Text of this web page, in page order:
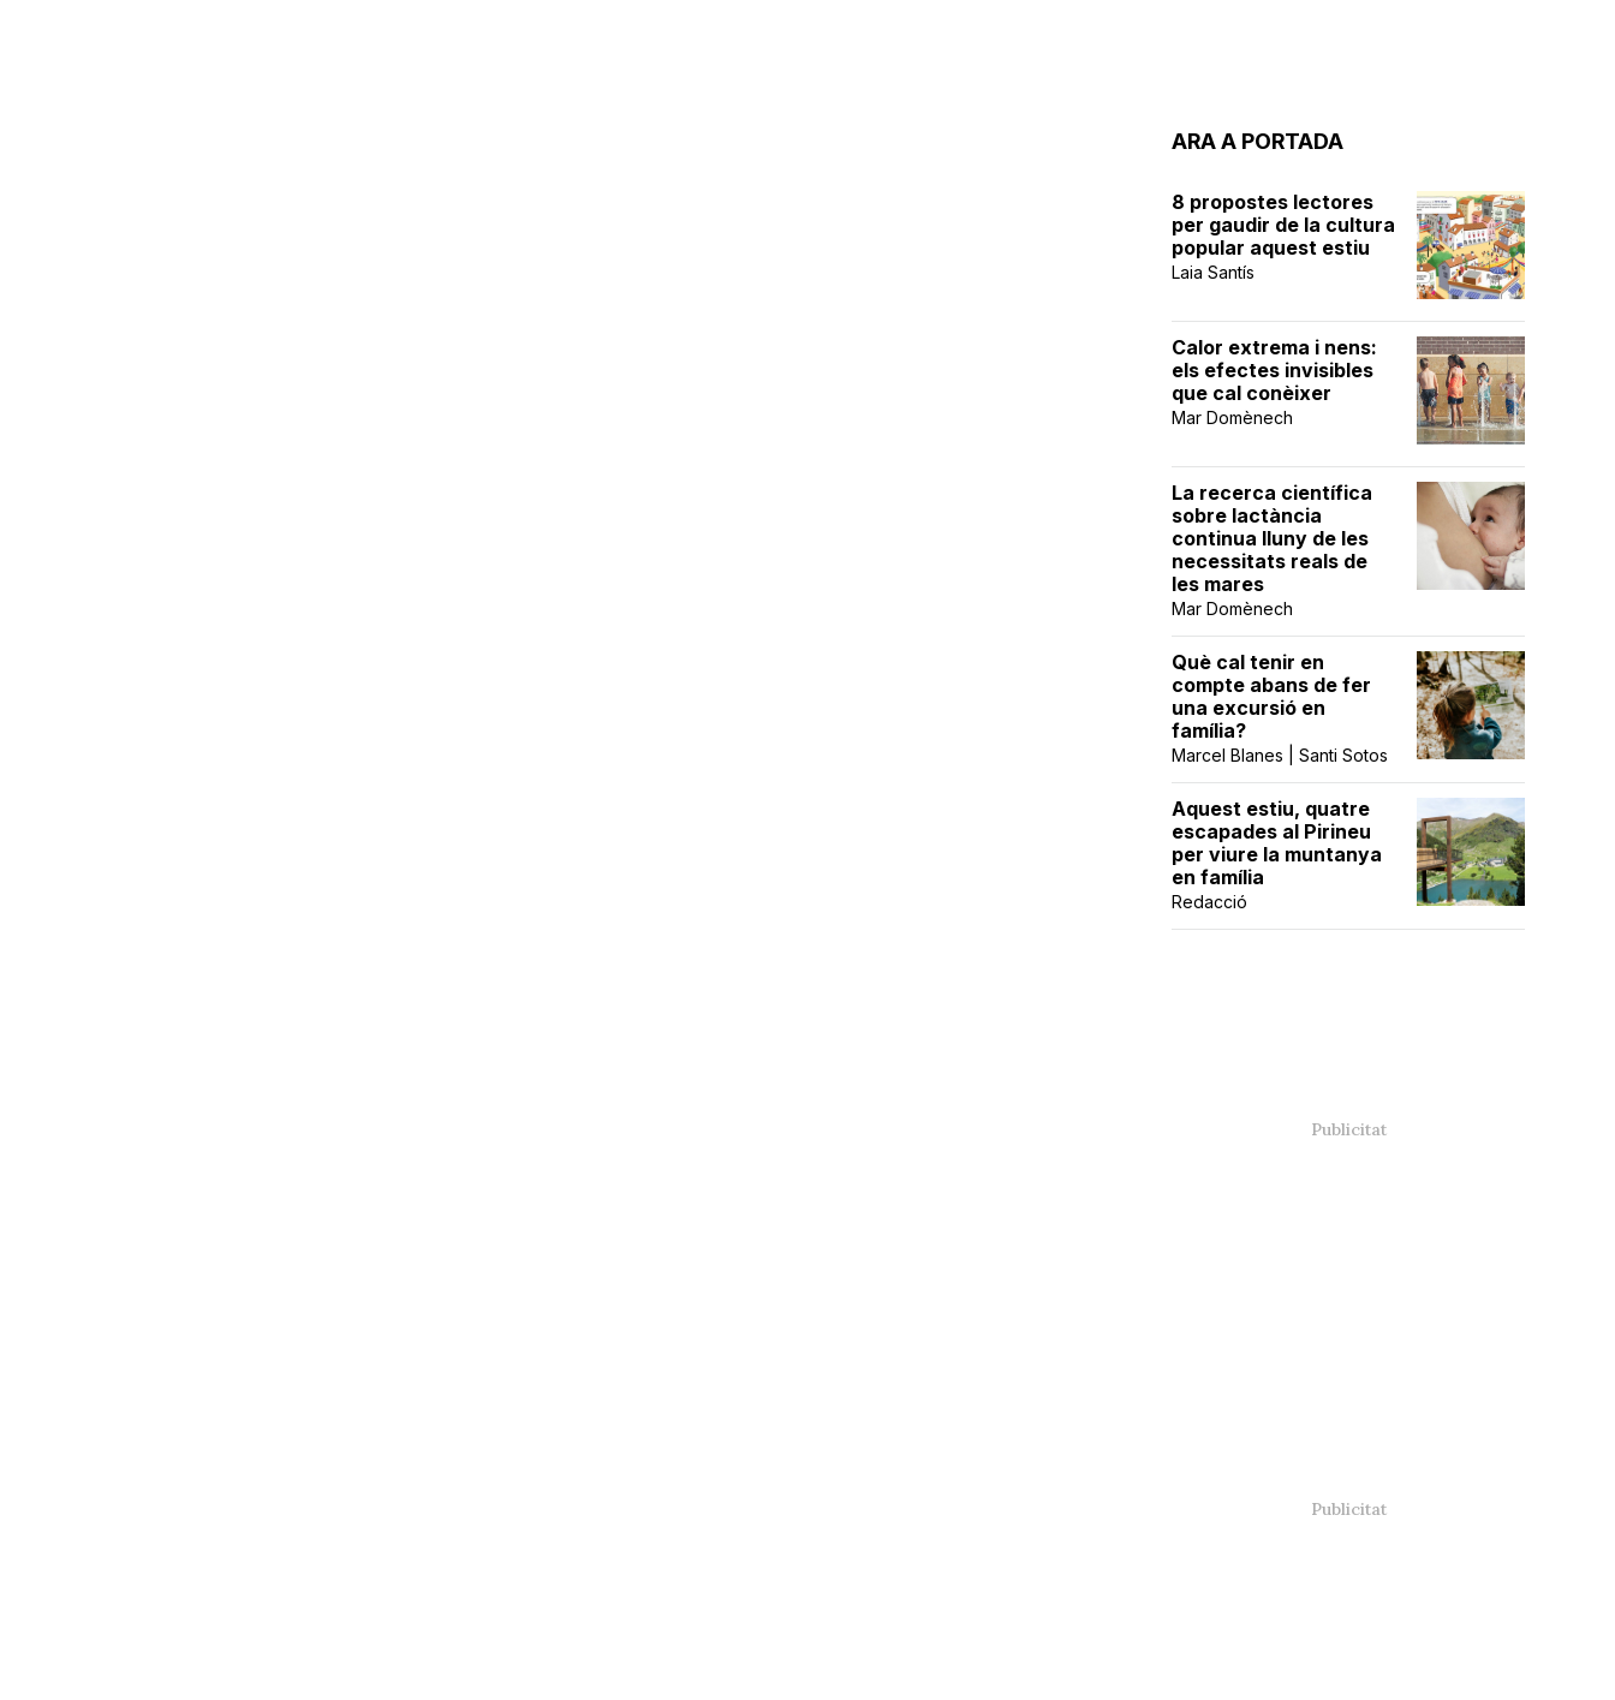
ARA A PORTADA
8 propostes lectores
per gaudir de la cultura
popular aquest estiu
Laia Santís
Calor extrema i nens:
els efectes invisibles
que cal conèixer
Mar Domènech
La recerca científica
sobre lactància
continua lluny de les
necessitats reals de
les mares
Mar Domènech
Què cal tenir en
compte abans de fer
una excursió en
família?
Marcel Blanes | Santi Sotos
Aquest estiu, quatre
escapades al Pirineu
per viure la muntanya
en família
Redacció